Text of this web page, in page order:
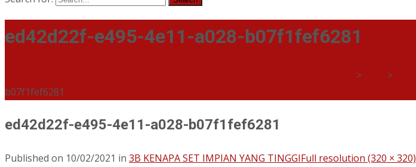
ed42d22f-e495-4e11-a028-b07f1fef6281
> >
b07f1fef6281
ed42d22f-e495-4e11-a028-b07f1fef6281
Published on 10/02/2021 in 3B KENAPA SET IMPIAN YANG TINGGIFull resolution (320 × 320)